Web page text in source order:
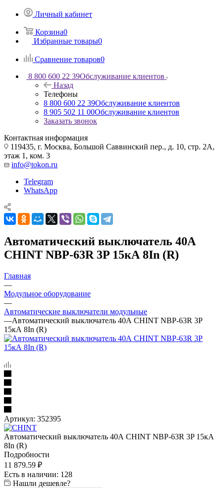
Личный кабинет
Корзина0
Избранные товары0
Сравнение товаров0
8 800 600 22 39Обслуживание клиентов
Назад
Телефоны
8 800 600 22 39Обслуживание клиентов
8 905 502 11 00Обслуживание клиентов
Заказать звонок
Контактная информация
119435, г. Москва, Большой Саввинский пер., д. 10, стр. 2А,
этаж 1, ком. 3
info@tokon.ru
Telegram
WhatsApp
Автоматический выключатель 40А
CHINT NBP-63R 3P 15кА 8In (R)
Главная
—
Модульное оборудование
—
Автоматические выключатели модульные
—Автоматический выключатель 40А CHINT NBP-63R 3P
15кА 8In (R)
Артикул: 352395
Автоматический выключатель 40А CHINT NBP-63R 3P 15кА
8In (R)
Подробности
11 879.59 ₽
Есть в наличии: 128
Нашли дешевле?